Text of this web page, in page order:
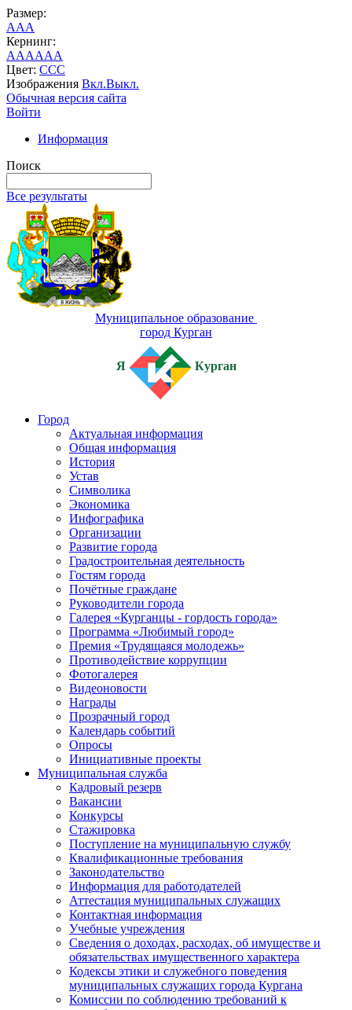
Размер:
AAA
Кернинг:
AAAAAA
Цвет: CCC
Изображения Вкл.Выкл.
Обычная версия сайта
Войти
Информация
Поиск
Все результаты
Муниципальное образование
город Курган
Я Курган
Город
Актуальная информация
Общая информация
История
Устав
Символика
Экономика
Инфографика
Организации
Развитие города
Градостроительная деятельность
Гостям города
Почётные граждане
Руководители города
Галерея «Курганцы - гордость города»
Программа «Любимый город»
Премия «Трудящаяся молодежь»
Противодействие коррупции
Фотогалерея
Видеоновости
Награды
Прозрачный город
Календарь событий
Опросы
Инициативные проекты
Муниципальная служба
Кадровый резерв
Вакансии
Конкурсы
Стажировка
Поступление на муниципальную службу
Квалификационные требования
Законодательство
Информация для работодателей
Аттестация муниципальных служащих
Контактная информация
Учебные учреждения
Сведения о доходах, расходах, об имуществе и
обязательствах имущественного характера
Кодексы этики и служебного поведения
муниципальных служащих города Кургана
Комиссии по соблюдению требований к